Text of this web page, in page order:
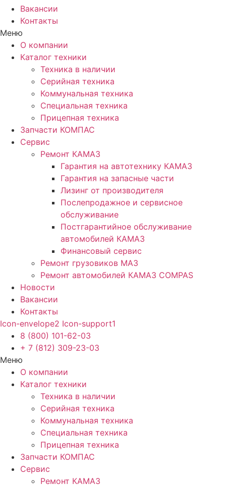
Вакансии
Контакты
Меню
О компании
Каталог техники
Техника в наличии
Серийная техника
Коммунальная техника
Специальная техника
Прицепная техника
Запчасти КОМПАС
Сервис
Ремонт КАМАЗ
Гарантия на автотехнику КАМАЗ
Гарантия на запасные части
Лизинг от производителя
Послепродажное и сервисное
обслуживание
Постгарантийное обслуживание
автомобилей КАМАЗ
Финансовый сервис
Ремонт грузовиков МАЗ
Ремонт автомобилей КАМАЗ COMPAS
Новости
Вакансии
Контакты
Icon-envelope2 Icon-support1
8 (800) 101-62-03
+ 7 (812) 309-23-03
Меню
О компании
Каталог техники
Техника в наличии
Серийная техника
Коммунальная техника
Специальная техника
Прицепная техника
Запчасти КОМПАС
Сервис
Ремонт КАМАЗ